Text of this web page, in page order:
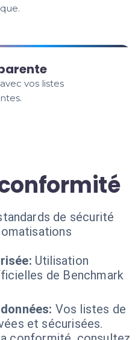
vos listes
de sécurité
Utilisation
de Benchmark
Vos listes de
et sécurisées.